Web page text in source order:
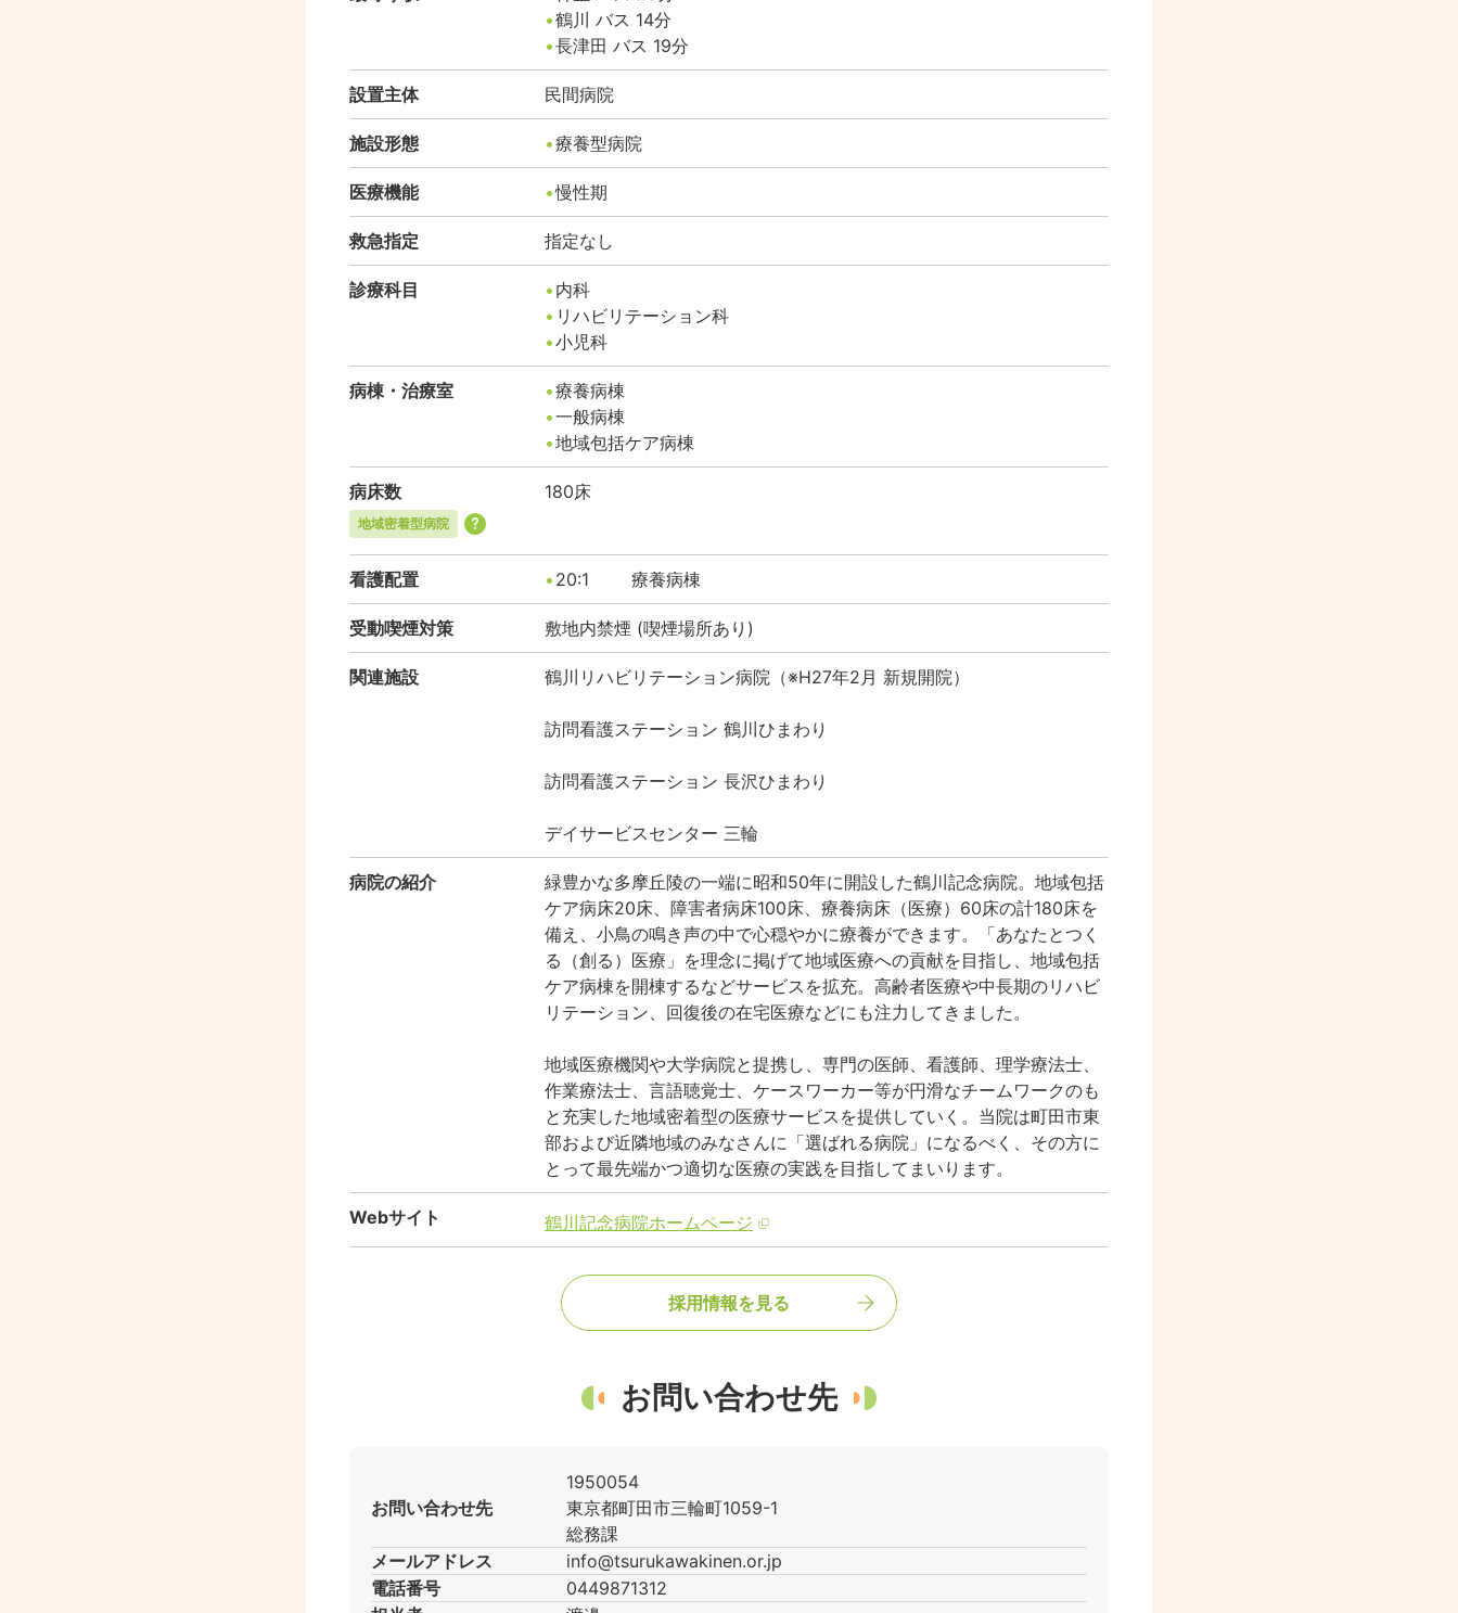
鶴川 バス 14分
長津田 バス 19分
設置主体 民間病院
施設形態 療養型病院
医療機能 慢性期
救急指定 指定なし
診療科目
内科
リハビリテーション科
小児科
病棟・治療室
療養病棟
一般病棟
地域包括ケア病棟
病床数
地域密着型病院
180床
看護配置 20:1 療養病棟
受動喫煙対策 敷地内禁煙 (喫煙場所あり)
関連施設 鶴川リハビリテーション病院（※H27年2月 新規開院）
訪問看護ステーション 鶴川ひまわり
訪問看護ステーション 長沢ひまわり
デイサービスセンター 三輪
病院の紹介
緑豊かな多摩丘陵の一端に昭和50年に開設した鶴川記念病院。地域包括
ケア病床20床、障害者病床100床、療養病床（医療）60床の計180床を
備え、小鳥の鳴き声の中で心穏やかに療養ができます。「あなたとつく
る（創る）医療」を理念に掲げて地域医療への貢献を目指し、地域包括
ケア病棟を開棟するなどサービスを拡充。高齢者医療や中長期のリハビ
リテーション、回復後の在宅医療などにも注力してきました。
地域医療機関や大学病院と提携し、専門の医師、看護師、理学療法士、
作業療法士、言語聴覚士、ケースワーカー等が円滑なチームワークのも
と充実した地域密着型の医療サービスを提供していく。当院は町田市東
部および近隣地域のみなさんに「選ばれる病院」になるべく、その方に
とって最先端かつ適切な医療の実践を目指してまいります。
Webサイト 鶴川記念病院ホームページ
採用情報を見る
お問い合わせ先
お問い合わせ先
1950054
東京都町田市三輪町1059-1
総務課
メールアドレス
info@tsurukawakinen.or.jp
電話番号
0449871312